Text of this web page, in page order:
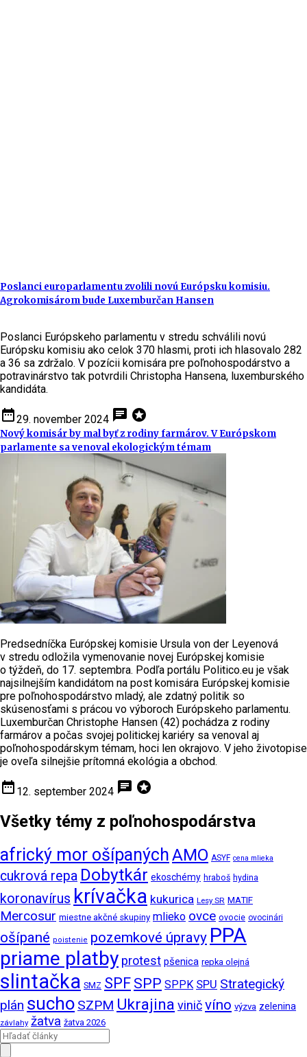
Poslanci europarlamentu zvolili novú Európsku komisiu.
Agrokomisárom bude Luxemburčan Hansen
Poslanci Európskeho parlamentu v stredu schválili novú
Európsku komisiu ako celok 370 hlasmi, proti ich hlasovalo 282
a 36 sa zdržalo. V pozícii komisára pre poľnohospodárstvo a
potravinárstvo tak potvrdili Christopha Hansena, luxemburského
kandidáta.
date_range29. november 2024 chat stars
Nový komisár by mal byť z rodiny farmárov. V Európskom
parlamente sa venoval ekologickým témam
Predsedníčka Európskej komisie Ursula von der Leyenová
v stredu odložila vymenovanie novej Európskej komisie
o týždeň, do 17. septembra. Podľa portálu Politico.eu je však
najsilnejším kandidátom na post komisára Európskej komisie
pre poľnohospodárstvo mladý, ale zdatný politik so
skúsenosťami s prácou vo výboroch Európskeho parlamentu.
Luxemburčan Christophe Hansen (42) pochádza z rodiny
farmárov a počas svojej politickej kariéry sa venoval aj
poľnohospodárskym témam, hoci len okrajovo. V jeho životopise
je oveľa silnejšie prítomná ekológia a obchod.
date_range 12. september 2024 chat stars
Všetky témy z poľnohospodárstva
africký mor ošípanýchAMO ASYF cena mlieka
cukrová repa Dobytkár ekoschémy hraboš hydina
koronavírus krívačka kukurica Lesy SR MATIF
Mercosur miestne akčné skupiny mlieko ovce ovocie ovocinári
ošípané poistenie pozemkové úpravy PPA
priame platby protest pšenica repka olejná
slintačka SMZ SPF SPP SPPK SPU Strategický
plán sucho SZPM Ukrajina viničvíno výzva zelenina
závlahy žatva žatva 2026